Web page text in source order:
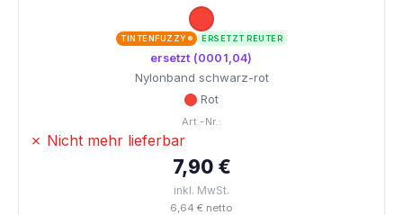
TINTENFUZZY® ERSETZT REUTER
ersetzt (0001,04)
Nylonband schwarz-rot
Rot
Art.-Nr.:
✗ Nicht mehr lieferbar
7,90 €
inkl. MwSt.
6,64 € netto